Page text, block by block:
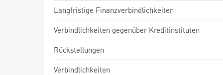
Langfristige Finanzverbindlichkeiten
Verbindlichkeiten gegenüber Kreditinstituten
Rückstellungen
Verbindlichkeiten